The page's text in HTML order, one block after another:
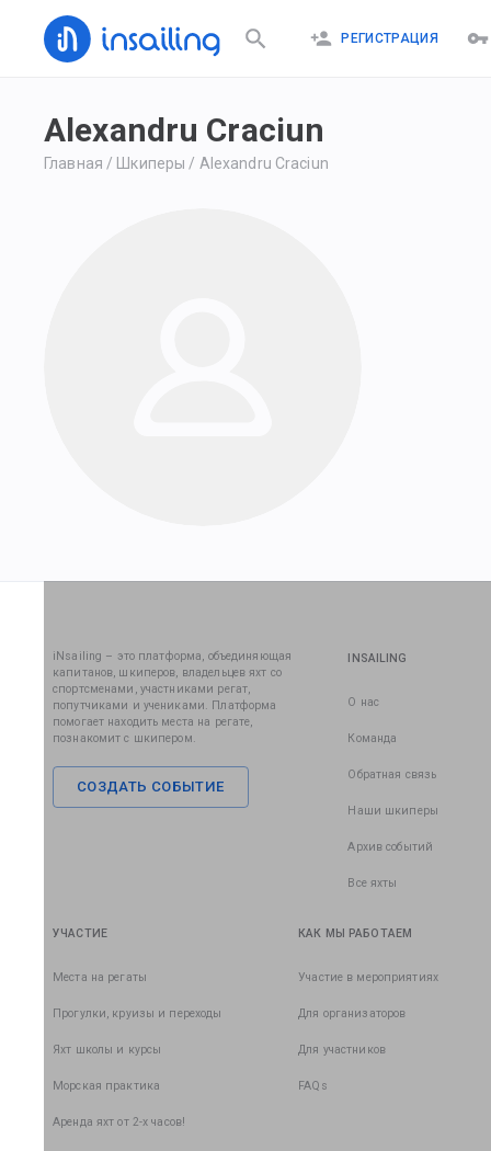
РЕГИСТРАЦИЯ
Alexandru Craciun
Главная / Шкиперы / Alexandru Craciun
iNsailing – это платформа, объединяющая
капитанов, шкиперов, владельцев яхт со
спортсменами, участниками регат,
попутчиками и учениками. Платформа
помогает находить места на регате,
познакомит с шкипером.
СОЗДАТЬ СОБЫТИЕ
INSAILING
О нас
Команда
Обратная связь
Наши шкиперы
Архив событий
Все яхты
УЧАСТИЕ
Места на регаты
Прогулки, круизы и переходы
Яхт школы и курсы
Морская практика
Аренда яхт от 2-х часов!
КАК МЫ РАБОТАЕМ
Участие в мероприятиях
Для организаторов
Для участников
FAQs